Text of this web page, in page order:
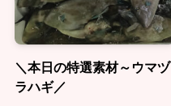
＼本日の特選素材～ウマヅ
ラハギ／